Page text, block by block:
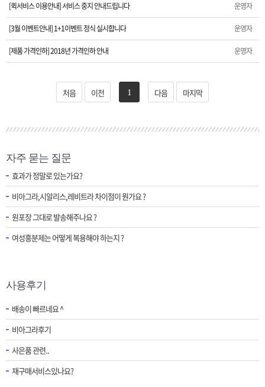
[제품 가격인하] 2020년 가격인하 안내
[8월 이벤트안내] 전제품 40%할인 진행중입니다.
[3월 이벤트안내] 1+1이벤트 정식 실시합니다
[제품 가격인하] 2018년 가격인하 안내
[제헌절]7월17일 제헌절 택배사 휴무안내
[퀵서비스 이용안내] 서비스 중지 안내드립니다 운영자
[3월 이벤트안내] 1+1이벤트 정식 실시합니다 운영자
[제품 가격인하] 2018년 가격인하 안내 운영자
처음 이전 1 다음 마지막
자주 묻는 질문
효과가 정말로 있는가요?
비아그라,시알리스,레비트라 차이점이 뭔가요 ?
원포장 그대로 발송해주나요 ?
여성흥분제는 어떻게 복용해야 하는지 ?
사용후기
배송이 빠르네요 ^
비아그라후기
사은품 관련..
재구매서비스있나요?